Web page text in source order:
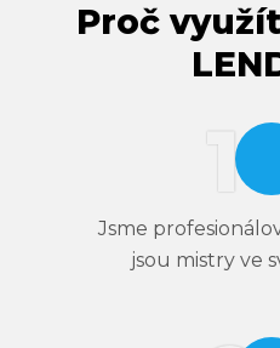
Proč
Jsme
jsou mistry ve